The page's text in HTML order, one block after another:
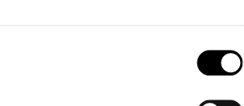
private udendørsområde i form af
hvor du kan nyde